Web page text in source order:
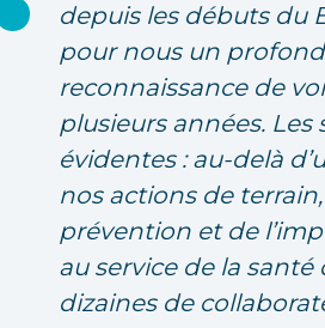
depuis les débuts du
pour nous un
reconnaissance de
plusieurs années.
évidentes : au-delà
nos actions de
prévention et de
au service de la
dizaines de